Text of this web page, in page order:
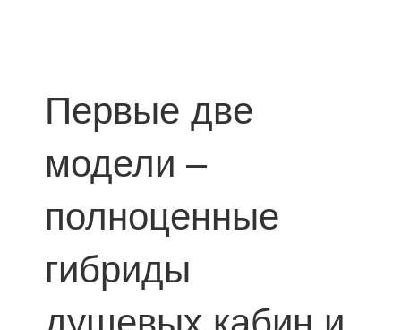
Первые две
модели –
полноценные
гибриды
душевых кабин и